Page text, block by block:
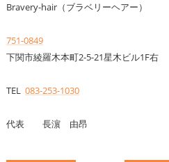
Bravery-hair（ブラベリーヘアー）
751-0849
下関市綾羅木本町2-5-21星木ビル1F右
TEL 083-253-1030
代表 長濵 由昂